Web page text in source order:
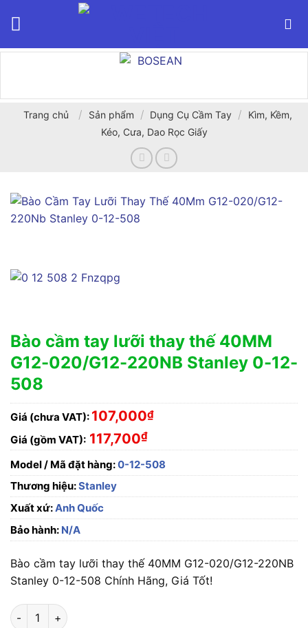
Trang chủ / Sản phẩm / Dụng Cụ Cầm Tay /
Kìm, Kềm,
Kéo, Cưa, Dao Rọc Giấy
Bào cầm tay lưỡi thay thế 40MM
G12-020/G12-220NB Stanley 0-12-
508
Giá (chưa VAT): 107,000₫
Giá (gồm VAT): 117,700₫
Model / Mã đặt hàng:0-12-508
Thương hiệu:Stanley
Xuất xứ:Anh Quốc
Bảo hành: N/A
Bào cầm tay lưỡi thay thế 40MM G12-020/G12-220NB
Stanley 0-12-508 Chính Hãng, Giá Tốt!
Bào cầm tay lưỡi thay thế 40MM G12-020/G12-220NB